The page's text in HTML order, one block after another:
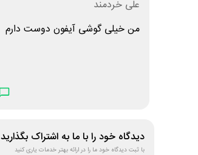
علی خردمند
من خیلی گوشی آیفون دوست دارم
دیدگاه خود را با ما به اشتراک بگذارید
با ثبت دیدگاه خود ما را در ارائه بهتر خدمات یاری کنید